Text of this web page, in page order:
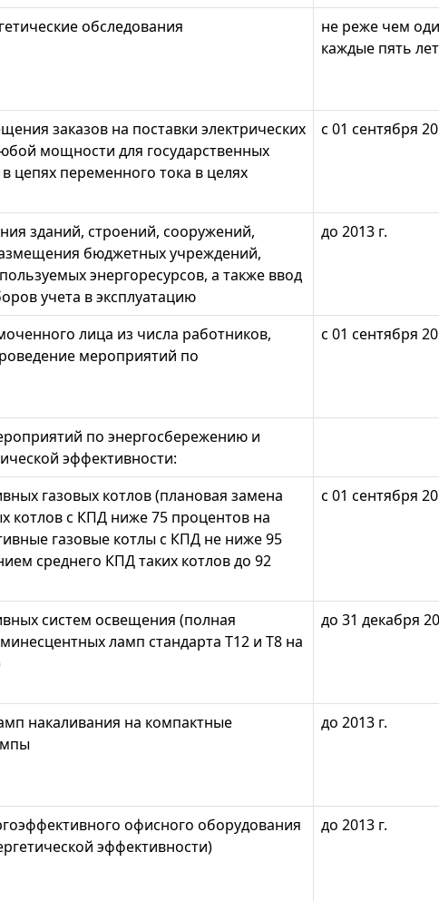
обследования
не реже чем
каждые пять лет
заказов на поставки электрических
мощности для государственных
цепях переменного тока в целях
с 01 сентября
зданий, строений, сооружений,
бюджетных учреждений,
энергоресурсов, а также ввод
учета в эксплуатацию
до 2013 г.
лица из числа работников,
мероприятий по
с 01 сентября
по энергосбережению и
эффективности:
газовых котлов (плановая замена
котлов с КПД ниже 75 процентов на
газовые котлы с КПД не ниже 95
среднего КПД таких котлов до 92
с 01 сентября
систем освещения (полная
ламп стандарта Т12 и Т8 на
до 31 декабря
накаливания на компактные
до 2013 г.
офисного оборудования
эффективности)
до 2013 г.